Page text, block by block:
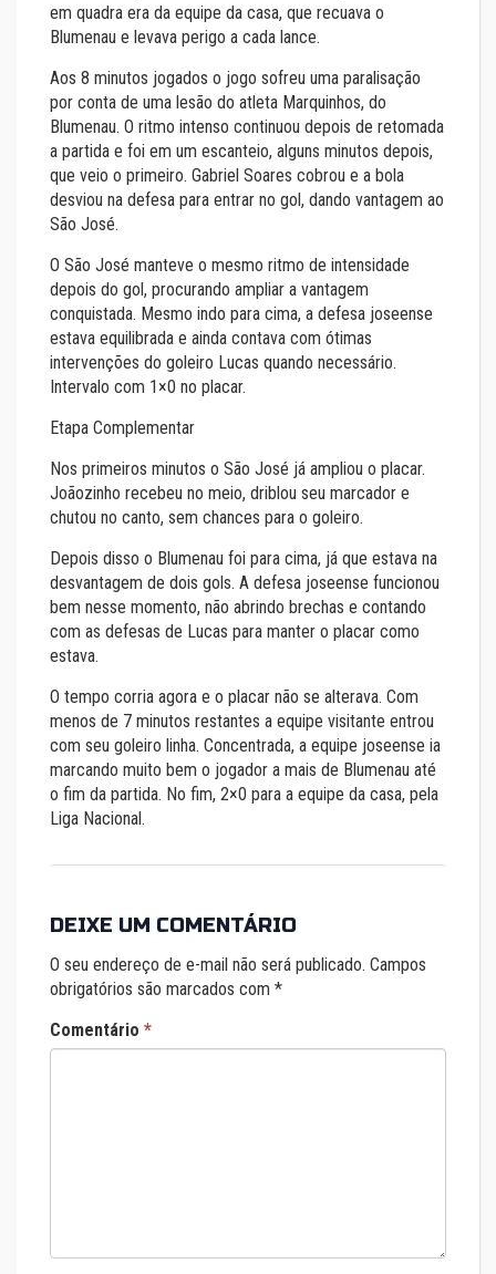
em quadra era da equipe da casa, que recuava o
Blumenau e levava perigo a cada lance.
Aos 8 minutos jogados o jogo sofreu uma paralisação
por conta de uma lesão do atleta Marquinhos, do
Blumenau. O ritmo intenso continuou depois de retomada
a partida e foi em um escanteio, alguns minutos depois,
que veio o primeiro. Gabriel Soares cobrou e a bola
desviou na defesa para entrar no gol, dando vantagem ao
São José.
O São José manteve o mesmo ritmo de intensidade
depois do gol, procurando ampliar a vantagem
conquistada. Mesmo indo para cima, a defesa joseense
estava equilibrada e ainda contava com ótimas
intervenções do goleiro Lucas quando necessário.
Intervalo com 1×0 no placar.
Etapa Complementar
Nos primeiros minutos o São José já ampliou o placar.
Joãozinho recebeu no meio, driblou seu marcador e
chutou no canto, sem chances para o goleiro.
Depois disso o Blumenau foi para cima, já que estava na
desvantagem de dois gols. A defesa joseense funcionou
bem nesse momento, não abrindo brechas e contando
com as defesas de Lucas para manter o placar como
estava.
O tempo corria agora e o placar não se alterava. Com
menos de 7 minutos restantes a equipe visitante entrou
com seu goleiro linha. Concentrada, a equipe joseense ia
marcando muito bem o jogador a mais de Blumenau até
o fim da partida. No fim, 2×0 para a equipe da casa, pela
Liga Nacional.
DEIXE UM COMENTÁRIO
O seu endereço de e-mail não será publicado. Campos
obrigatórios são marcados com *
Comentário *